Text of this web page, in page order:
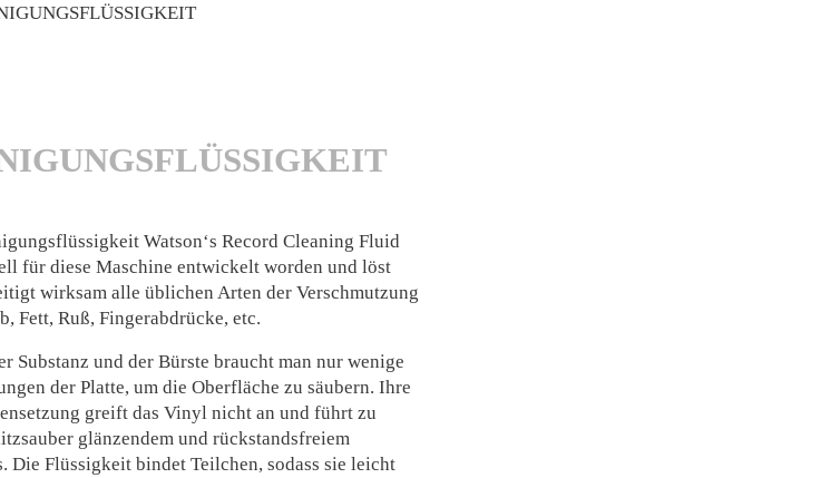
Watson‘s Record Cleaning Fluid
für diese Maschine entwickelt worden und löst
wirksam alle üblichen Arten der Verschmutzung
Fett, Ruß, Fingerabdrücke, etc.
Substanz und der Bürste braucht man nur wenige
der Platte, um die Oberfläche zu säubern. Ihre
greift das Vinyl nicht an und führt zu
glänzendem und rückstandsfreiem
Die Flüssigkeit bindet Teilchen, sodass sie leicht